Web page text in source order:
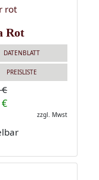
Rot
DATENBLATT
PREISLISTE
zzgl. Mwst